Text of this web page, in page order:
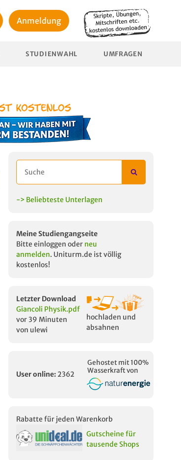
Anmeldung
STUDIENWAHL UMFRAGEN
-> Beliebteste Unterlagen
Meine Studiengangseite
Bitte einloggen oder neu
anmelden. Uniturm.de ist völlig
kostenlos!
Letzter Download
Giancoli Physik.pdf
vor 39 Minuten
von ulewi
hochladen und
absahnen
User online: 2362
Gehostet mit 100%
Wasserkraft von
Rabatte für jeden Warenkorb
Gutscheine für
tausende Shops